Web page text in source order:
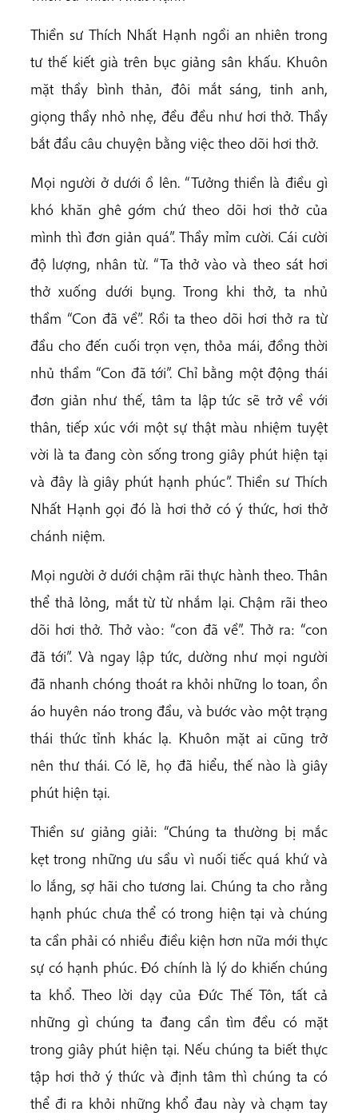
Thiền sư Thích Nhất Hạnh ngồi an nhiên trong
tư thế kiết già trên bục giảng sân khấu. Khuôn
mặt thầy bình thản, đôi mắt sáng, tinh anh,
giọng thầy nhỏ nhẹ, đều đều như hơi thở. Thầy
bắt đầu câu chuyện bằng việc theo dõi hơi thở.
Mọi người ở dưới ồ lên. “Tưởng thiền là điều gì
khó khăn ghê gớm chứ theo dõi hơi thở của
mình thì đơn giản quá”. Thầy mỉm cười. Cái cười
độ lượng, nhân từ. “Ta thở vào và theo sát hơi
thở xuống dưới bụng. Trong khi thở, ta nhủ
thầm “Con đã về”. Rồi ta theo dõi hơi thở ra từ
đầu cho đến cuối trọn vẹn, thỏa mái, đồng thời
nhủ thầm “Con đã tới”. Chỉ bằng một động thái
đơn giản như thế, tâm ta lập tức sẽ trở về với
thân, tiếp xúc với một sự thật màu nhiệm tuyệt
vời là ta đang còn sống trong giây phút hiện tại
và đây là giây phút hạnh phúc”. Thiền sư Thích
Nhất Hạnh gọi đó là hơi thở có ý thức, hơi thở
chánh niệm.
Mọi người ở dưới chậm rãi thực hành theo. Thân
thể thả lỏng, mắt từ từ nhắm lại. Chậm rãi theo
dõi hơi thở. Thở vào: “con đã về”. Thở ra: “con
đã tới”. Và ngay lập tức, dường như mọi người
đã nhanh chóng thoát ra khỏi những lo toan, ồn
áo huyên náo trong đầu, và bước vào một trạng
thái thức tỉnh khác lạ. Khuôn mặt ai cũng trở
nên thư thái. Có lẽ, họ đã hiểu, thế nào là giây
phút hiện tại.
Thiền sư giảng giải: “Chúng ta thường bị mắc
kẹt trong những ưu sầu vì nuối tiếc quá khứ và
lo lắng, sợ hãi cho tương lai. Chúng ta cho rằng
hạnh phúc chưa thể có trong hiện tại và chúng
ta cần phải có nhiều điều kiện hơn nữa mới thực
sự có hạnh phúc. Đó chính là lý do khiến chúng
ta khổ. Theo lời dạy của Đức Thế Tôn, tất cả
những gì chúng ta đang cần tìm đều có mặt
trong giây phút hiện tại. Nếu chúng ta biết thực
tập hơi thở ý thức và định tâm thì chúng ta có
thể đi ra khỏi những khổ đau này và chạm tay